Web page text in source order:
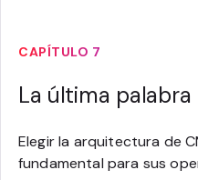
CAPÍTULO 7
La última palabra
Elegir la arquitectura de
fundamental para sus